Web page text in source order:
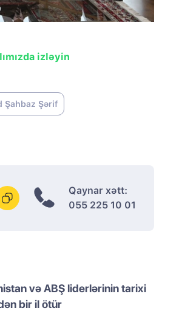
izləyin
Şahbaz Şərif
Qaynar xətt:
055 225 10 01
və ABŞ liderlərinin tarixi
bir il ötür